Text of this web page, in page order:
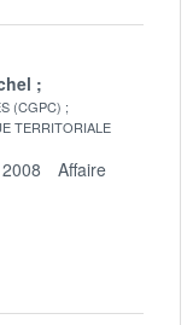
(CGPC)
TERRITORIALE
Affaire